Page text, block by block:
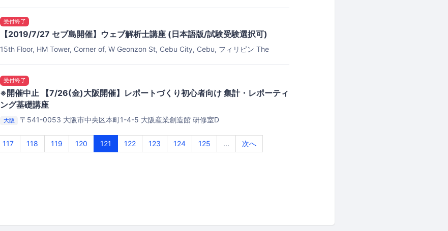
受付終了
【2019/7/27 セブ島開催】ウェブ解析士講座 (日本語版/試験受験選択可)
15th Floor, HM Tower, Corner of, W Geonzon St, Cebu City, Cebu, フィリピン The
受付終了
※開催中止 【7/26(金)大阪開催】レポートづくり初心者向け 集計・レポーティ
ング基礎講座
大阪 〒541-0053 大阪市中央区本町1-4-5 大阪産業創造館 研修室D
117 118 119 120 121 122 123 124 125 ...
次へ